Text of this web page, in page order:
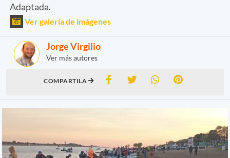
Adaptada.
Ver galería de imágenes
Jorge Virgilio
Ver más autores
COMPARTILA